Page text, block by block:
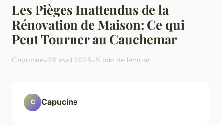
Les Pièges Inattendus de la
Rénovation de Maison: Ce qui
Peut Tourner au Cauchemar
Capucine•26 avril 2025•5 min de lecture
C Capucine